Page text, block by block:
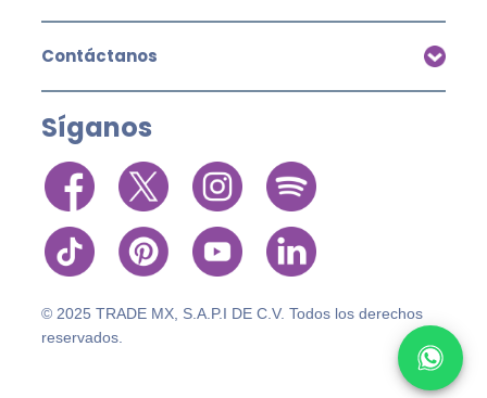
Contáctanos
Síganos
© 2025 TRADE MX, S.A.P.I DE C.V. Todos los derechos
reservados.